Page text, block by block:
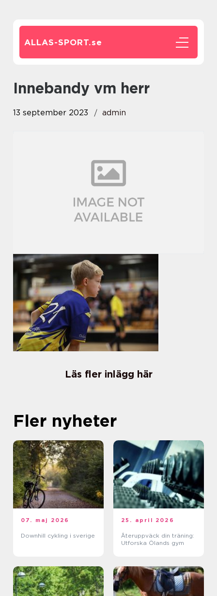
ALLAS-SPORT.se
innebandy vm herr
13 september 2023 admin
Läs fler inlägg här
Fler nyheter
07. maj 2026
Downhill cykling i sverige
25. april 2026
Återuppväck din träning:
Utforska Ölands gym